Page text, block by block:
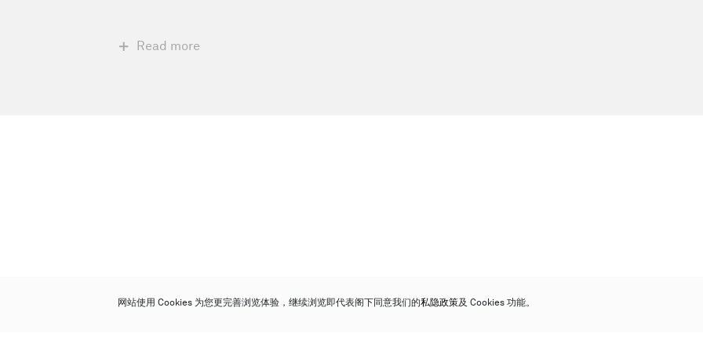
Read more
网站使用 Cookies 为您更完善浏览体验，继续浏览即代表阁下同意我们的私隐政策及 Cookies 功能。